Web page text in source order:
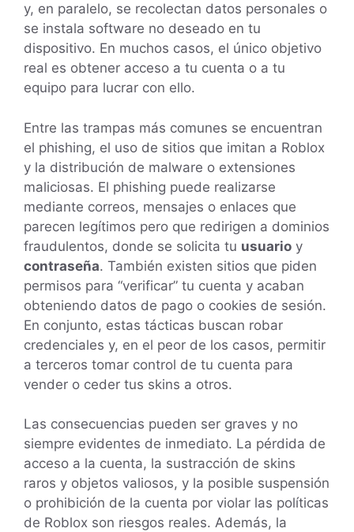
y, en paralelo, se recolectan datos personales o
se instala software no deseado en tu
dispositivo. En muchos casos, el único objetivo
real es obtener acceso a tu cuenta o a tu
equipo para lucrar con ello.
Entre las trampas más comunes se encuentran
el phishing, el uso de sitios que imitan a Roblox
y la distribución de malware o extensiones
maliciosas. El phishing puede realizarse
mediante correos, mensajes o enlaces que
parecen legítimos pero que redirigen a dominios
fraudulentos, donde se solicita tu usuario y
contraseña. También existen sitios que piden
permisos para “verificar” tu cuenta y acaban
obteniendo datos de pago o cookies de sesión.
En conjunto, estas tácticas buscan robar
credenciales y, en el peor de los casos, permitir
a terceros tomar control de tu cuenta para
vender o ceder tus skins a otros.
Las consecuencias pueden ser graves y no
siempre evidentes de inmediato. La pérdida de
acceso a la cuenta, la sustracción de skins
raros y objetos valiosos, y la posible suspensión
o prohibición de la cuenta por violar las políticas
de Roblox son riesgos reales. Además, la